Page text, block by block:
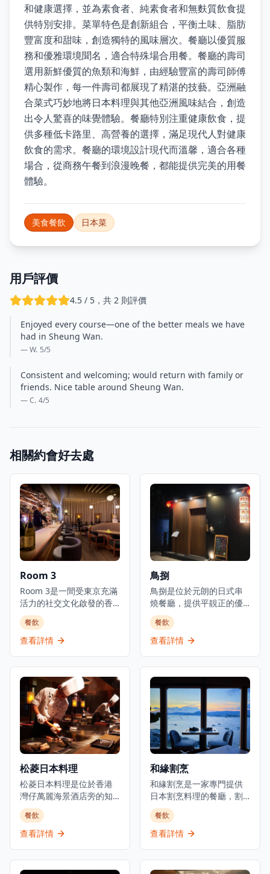
和健康選擇，並為素食者、純素食者和無麩質飲食提
供特別安排。菜單特色是創新組合，平衡土味、脂肪
豐富度和甜味，創造獨特的風味層次。餐廳以優質服
務和優雅環境聞名，適合特殊場合用餐。餐廳的壽司
選用新鮮優質的魚類和海鮮，由經驗豐富的壽司師傅
精心製作，每一件壽司都展現了精湛的技藝。亞洲融
合菜式巧妙地將日本料理與其他亞洲風味結合，創造
出令人驚喜的味覺體驗。餐廳特別注重健康飲食，提
供多種低卡路里、高營養的選擇，滿足現代人對健康
飲食的需求。餐廳的環境設計現代而溫馨，適合各種
場合，從商務午餐到浪漫晚餐，都能提供完美的用餐
體驗。
美食餐飲 日本菜
用戶評價
4.5 / 5，共 2 則評價
Enjoyed every course—one of the better meals we have
had in Sheung Wan.
— W. 5/5
Consistent and welcoming; would return with family or
friends. Nice table around Sheung Wan.
— C. 4/5
相關約會好去處
Room 3
Room 3是一間受東京充滿
活力的社交文化啟發的香
港都市美食酒吧，提供日
式小食以及豐富的葡萄
酒、威士忌、優質清酒和
花板，營造出優雅的用餐
和飲酒氛圍。以日式融合
料理聞名，Room 3提供晚
餐服務，專注於燒烤類食
品和酒吧美食，是本地人
和遊客的熱門目的地。這
家establishment既是餐廳
地帶提供精緻的都市用餐
體驗。
餐飲
查看詳情
鳥捌
鳥捌是位於元朗的日式串
燒餐廳，提供平靚正的優
質日本料理，是體驗正宗
日式美食的理想選擇。餐
廳主打新鮮刺身、炭火串
都展現最佳的風味和品
質。位於元朗舊木綿校服
位置，這間餐廳提供正宗
的日式用餐體驗，晚市主
打刺身、串燒等，亦有廚
師發辦，全部都用了時令
魚料及食材。餐廳環境溫
與朋友共聚，享受傳統日
式料理的魅力。餐廳以在
元朗區提供高性價比的日
本料理而聞名，無論是想
要品嚐新鮮刺身還是享受
炭火串燒的獨特風味，鳥
餐飲
查看詳情
松菱日本料理
松菱日本料理是位於香港
灣仔萬麗海景酒店旁的知
名餐廳，是體驗正宗日式
鐵板燒的頂級選擇。餐廳
以精緻的傳統日本料理和
燒宴席已有超過35年的歷
餐飲
查看詳情
和緣割烹
和緣割烹是一家專門提供
日本割烹料理的餐廳，割
烹是日本最精緻和最悠久
的烹飪傳統之一。餐廳使
用優質的日本食材，隨著
驗。餐廳位於上環新建的
餐飲
查看詳情